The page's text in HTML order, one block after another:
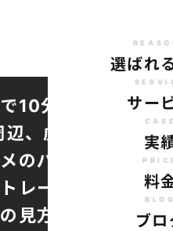
選ばれ
サー
実
料
ブロ
10分のパーソ
、虎ノ門駅ダ
のパーソナル
レーナーが解
見方~膵臓・筋